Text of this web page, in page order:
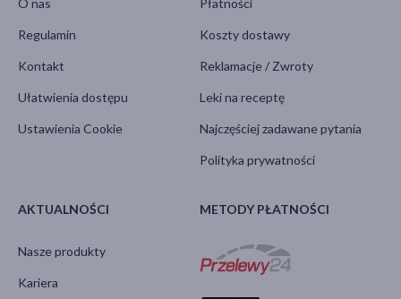
O nas
Regulamin
Kontakt
Ułatwienia dostępu
Ustawienia Cookie
Płatności
Koszty dostawy
Reklamacje / Zwroty
Leki na receptę
Najczęściej zadawane pytania
Polityka prywatności
AKTUALNOŚCI
Nasze produkty
Kariera
METODY PŁATNOŚCI